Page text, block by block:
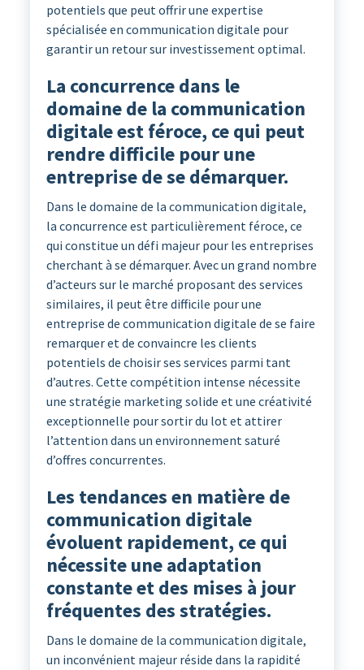
potentiels que peut offrir une expertise
spécialisée en communication digitale pour
garantir un retour sur investissement optimal.
La concurrence dans le
domaine de la communication
digitale est féroce, ce qui peut
rendre difficile pour une
entreprise de se démarquer.
Dans le domaine de la communication digitale,
la concurrence est particulièrement féroce, ce
qui constitue un défi majeur pour les entreprises
cherchant à se démarquer. Avec un grand nombre
d’acteurs sur le marché proposant des services
similaires, il peut être difficile pour une
entreprise de communication digitale de se faire
remarquer et de convaincre les clients
potentiels de choisir ses services parmi tant
d’autres. Cette compétition intense nécessite
une stratégie marketing solide et une créativité
exceptionnelle pour sortir du lot et attirer
l’attention dans un environnement saturé
d’offres concurrentes.
Les tendances en matière de
communication digitale
évoluent rapidement, ce qui
nécessite une adaptation
constante et des mises à jour
fréquentes des stratégies.
Dans le domaine de la communication digitale,
un inconvénient majeur réside dans la rapidité